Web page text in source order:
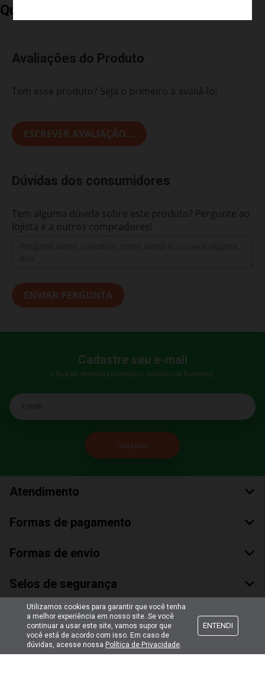
Quem Comprou, Também Levou
Avaliações do Produto
Tem esse produto? Seja o primeiro a avaliá-lo!
ESCREVER AVALIAÇÃO...
Dúvidas dos consumidores
Tem alguma dúvida sobre este produto? Pergunte ao
lojista e a outros compradores!
ENVIAR PERGUNTA
Cadastre seu e-mail
E fique por dentro das promoções e novidades da Bumerang!
E-mail
Atendimento
Formas de pagamento
Formas de envio
Selos de segurança
Utilizamos cookies para garantir que você tenha
a melhor experiência em nosso site. Se você
continuar a usar este site, vamos supor que
você está de acordo com isso. Em caso de
dúvidas, acesse nossa Política de Privacidade.
ENTENDI